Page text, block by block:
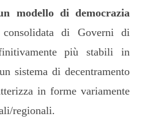
modello di democrazia
di Governi di
più stabili in
sistema di decentramento
in forme variamente
regionali.